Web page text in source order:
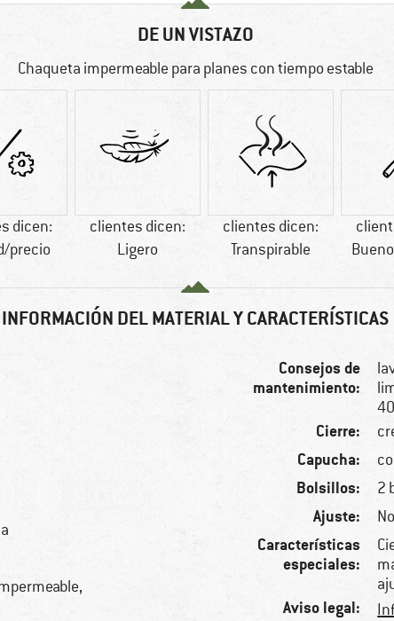
DE UN VISTAZO
Chaqueta impermeable para planes con tiempo estable
dicen:
precio
clientes dicen:
Ligero
clientes dicen:
Transpirable
INFORMACIÓN DEL MATERIAL Y CARACTERÍSTICAS
Consejos de
mantenimiento:
Cierre:
Capucha:
Bolsillos: 2
Ajuste:
Características
especiales:
Aviso legal: